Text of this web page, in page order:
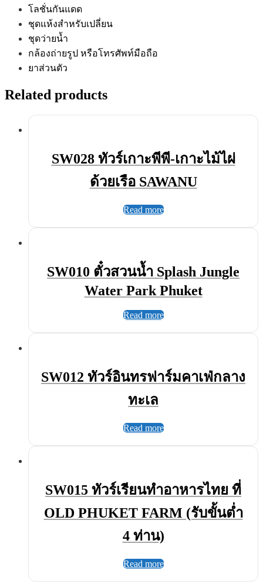
โลชั่นกันแดด
ชุดแห้งสำหรับเปลี่ยน
ชุดว่ายน้ำ
กล้องถ่ายรูป หรือโทรศัพท์มือถือ
ยาส่วนตัว
Related products
SW028 ทัวร์เกาะพีพี-เกาะไม้ไผ่
ด้วยเรือ SAWANU
Read more
SW010 ตั๋วสวนน้ำ Splash Jungle
Water Park Phuket
Read more
SW012 ทัวร์อินทรฟาร์มคาเฟ่กลาง
ทะเล
Read more
SW015 ทัวร์เรียนทำอาหารไทย ที่
OLD PHUKET FARM (รับขั้นต่ำ
4 ท่าน)
Read more